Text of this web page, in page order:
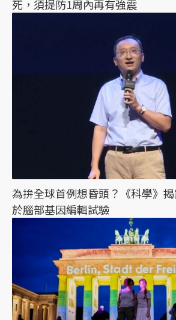
死，須提防1周內再有強震
為拚全球首例想昏頭？《科學》
於腦部基因編輯試驗